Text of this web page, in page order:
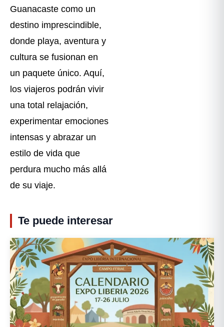
Guanacaste como un
destino imprescindible,
donde playa, aventura y
cultura se fusionan en
un paquete único. Aquí,
los viajeros podrán vivir
una total relajación,
experimentar emociones
intensas y abrazar un
estilo de vida que
perdura mucho más allá
de su viaje.
Te puede interesar